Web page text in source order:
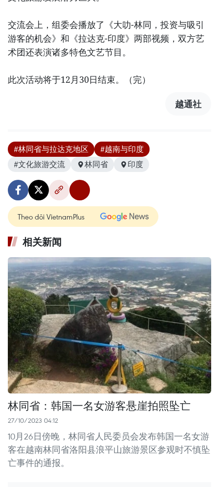
交流会上，组委会播放了《大叻-林同，投资与吸引
游客的机会》和《拉达克-印度》两部视频，双方艺
术团还表演诸多特色文艺节目。
此次活动将于12月30日结束。（完）
越通社
#林同省与拉达克地区
#越南与印度
#文化旅游交流
林同省 印度
Theo dõi VietnamPlus
相关新闻
林同省：韩国一名女游客悬崖拍照坠亡
27/10/2023 04:12
10月26日傍晚，林同省人民委员会发布韩国一名女游
客在越南林同省洛阳县浪平山旅游景区参观时不慎坠
亡事件的通报。